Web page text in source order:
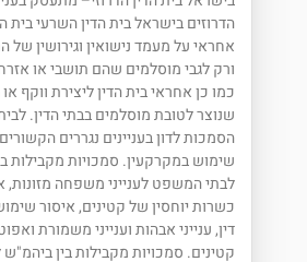
הדרוזים בישראל בית הדין השרעי בית
אחראי על מעמד נישואין וגירושין
ורק לגבי מוסלמים שהם תושבי או
כמו כן אחראי בית הדין ליצירת ווקף
שנוצר לטובת מוסלמים בבתי הדין.
הסמכות לדון בעניינים נגררים
שימוש במקרקעין. סמכויות מקבילות
לבתי המשפט לענייני משפחה מזונות,
כשרות יוחסין של קטינים, איסור
דין, ענייני אבהות וענייני משמורת
קטינים. סמכויות מקבילות בין